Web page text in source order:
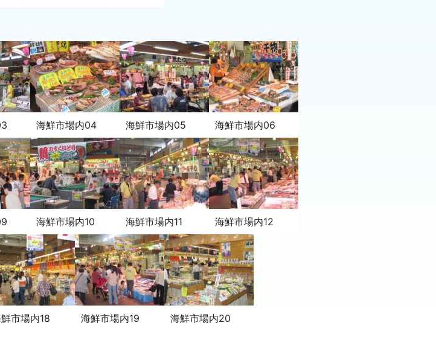
海鮮市場内04 海鮮市場内05 海鮮市場内06
海鮮市場内10 海鮮市場内11 海鮮市場内12
市場内18 海鮮市場内19 海鮮市場内20